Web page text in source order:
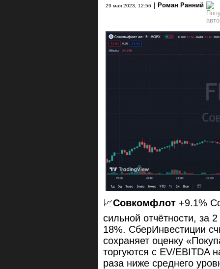
29 мая 2023, 12:56 Роман Ранний
📈Совкомфлот +9.1%
сильной отчётности, за
18%. СберИнвестиции
сохраняет оценку
торгуются с EV/EBITDA
раза ниже среднего